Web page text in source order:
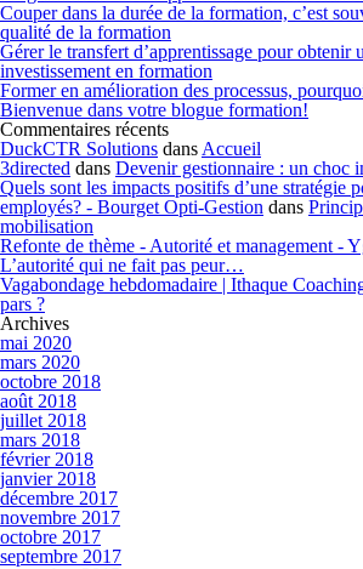
Couper dans la durée de la formation, c’est
qualité de la formation
Gérer le transfert d’apprentissage pour obtenir
investissement en formation
Former en amélioration des processus,
Bienvenue dans votre blogue formation!
Commentaires récents
DuckCTR Solutions dans Accueil
3directed dans Devenir gestionnaire : un choc
Quels sont les impacts positifs d’une stratégie
employés? - Bourget Opti-Gestion dans
mobilisation
Refonte de thème - Autorité et management -
L’autorité qui ne fait pas peur…
Vagabondage hebdomadaire | Ithaque
pars ?
Archives
mai 2020
mars 2020
octobre 2018
août 2018
juillet 2018
mars 2018
février 2018
janvier 2018
décembre 2017
novembre 2017
octobre 2017
septembre 2017